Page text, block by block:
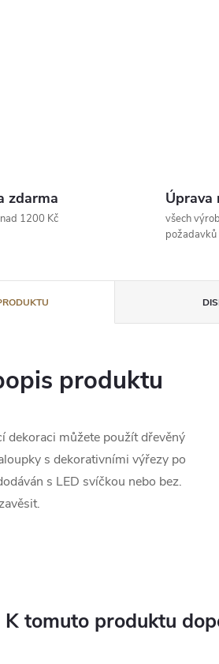
zdarma
1200 Kč
Úprava
všech
požadavků
produktu
dekoraci můžete použít dřevěný
s dekorativními výřezy po
s LED svíčkou nebo bez.
K tomuto produktu